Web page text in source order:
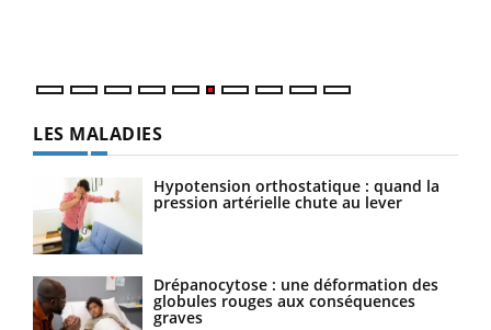
LES MALADIES
Hypotension orthostatique : quand la
pression artérielle chute au lever
Drépanocytose : une déformation des
globules rouges aux conséquences
graves